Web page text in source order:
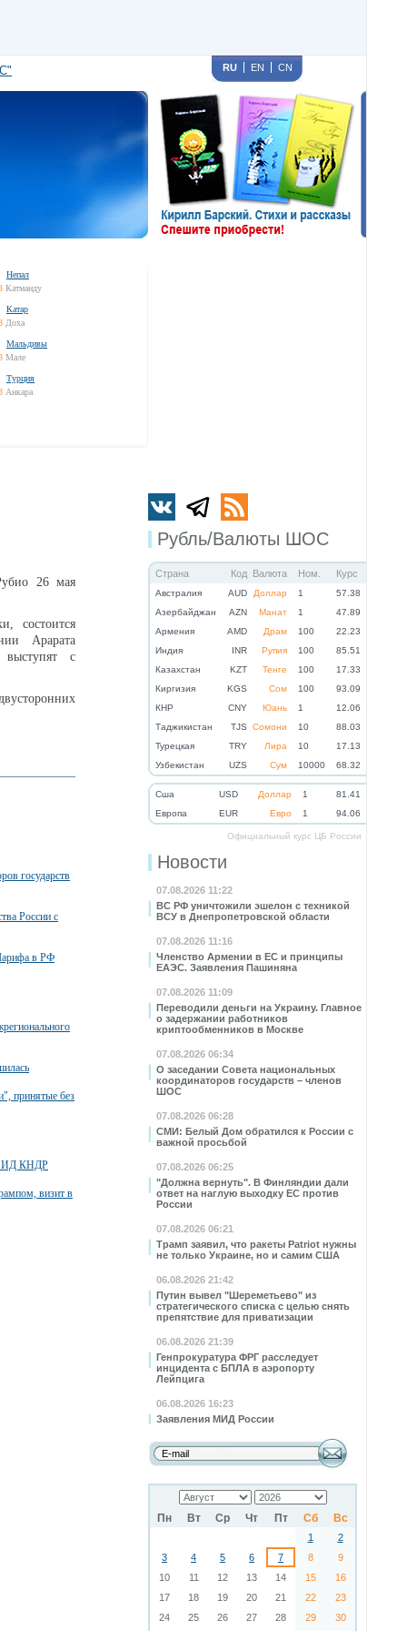
RU EN CN
Непал
Катманду
Катар
Доха
Мальдивы
Мале
Турция
Анкара
Рубль/Валюты ШОС
Страна Код Валюта Ном. Курс
Австралия AUD Доллар 1
57.38
Азербайджан
AZN Манат 1
47.89
Армения
AMD Драм 100
22.23
Индия
INR Рупия 100
85.51
Казахстан
KZT Тенге 100
17.33
Киргизия
KGS Сом 100
93.09
КНР
CNY Юань 1
12.06
Таджикистан
TJS Сомони 10
88.03
Турецкая
TRY Лира 10
17.13
Узбекистан
UZS Сум 10000 68.32
Cша USD Доллар 1
81.41
Eвропа
EUR Евро 1 94.06
Официальный курс ЦБ России
Новости
07.08.2026 11:22
ВС РФ уничтожили эшелон с техникой
ВСУ в Днепропетровской области
07.08.2026 11:16
Членство Армении в ЕС и принципы
ЕАЭС. Заявления Пашиняна
07.08.2026 11:09
Переводили деньги на Украину. Главное
о задержании работников
криптообменников в Москве
07.08.2026 06:34
О заседании Совета национальных
координаторов государств – членов
ШОС
07.08.2026 06:28
СМИ: Белый Дом обратился к России с
важной просьбой
07.08.2026 06:25
"Должна вернуть". В Финляндии дали
ответ на наглую выходку ЕС против
России
07.08.2026 06:21
Трамп заявил, что ракеты Patriot нужны
не только Украине, но и самим США
06.08.2026 21:42
Путин вывел "Шереметьево" из
стратегического списка с целью снять
препятствие для приватизации
06.08.2026 21:39
Генпрокуратура ФРГ расследует
инцидента с БПЛА в аэропорту
Лейпцига
06.08.2026 16:23
Заявления МИД России
Пн Вт Ср Чт Пт Сб Вс
1
2
3
4 5 6 7 8
9
10
11 12 13 14 15
16
17
18 19 20 21 22
23
24
25 26 27 28 29 30
26 мая
состоится
Арарата
с
государств
России с
в РФ
принятые без
МИД КНДР
визит в